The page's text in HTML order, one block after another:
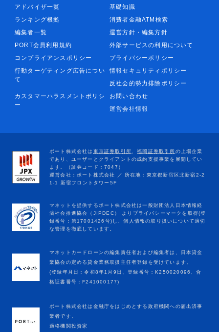
アドバイザ一覧
基礎知識
ランキング根拠
消費者金融ATM検索
編集者一覧
運営方針・編集方針
PORT会員利用規約
外部サービスの利用について
コンプライアンスポリシー
プライバシーポリシー
行動ターゲティング広告につい
て
情報セキュリティポリシー
反社会的勢力排除ポリシー
カスタマーハラスメントポリシ
ー
お問い合わせ
運営会社情報
マネットカードローンの編集責任者および編集者は、日本貸金
業協会の定める貸金業務取扱主任者登録を受けています。
(登録年月日：令和8年1月9日、登録番号：K250020096、合
格証書番号：F241000177)
ポート株式会社は金融庁をはじめとする政府機関への届出済事
業者です。
適格機関投資家